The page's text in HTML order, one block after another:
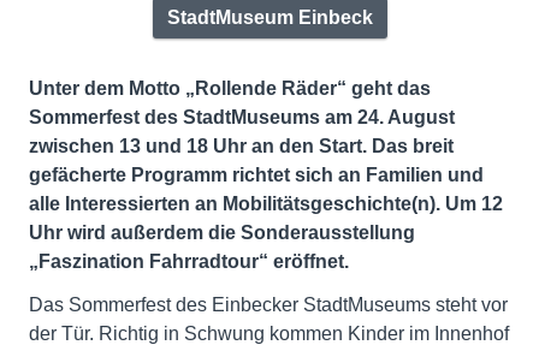
StadtMuseum Einbeck
Unter dem Motto „Rollende Räder“ geht das
Sommerfest des StadtMuseums am 24. August
zwischen 13 und 18 Uhr an den Start. Das breit
gefächerte Programm richtet sich an Familien und
alle Interessierten an Mobilitätsgeschichte(n). Um 12
Uhr wird außerdem die Sonderausstellung
„Faszination Fahrradtour“ eröffnet.
Das Sommerfest des Einbecker StadtMuseums steht vor
der Tür. Richtig in Schwung kommen Kinder im Innenhof